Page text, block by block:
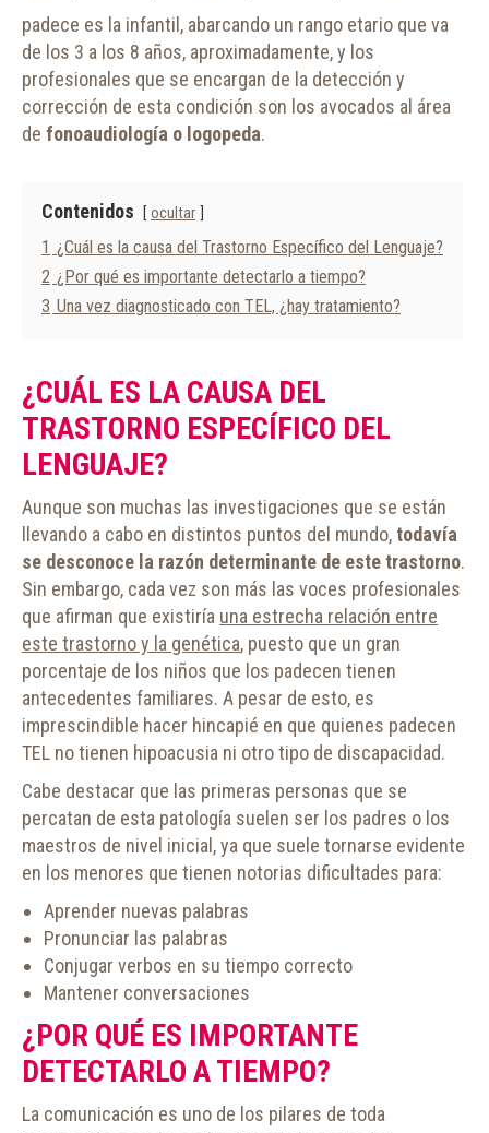
padece es la infantil, abarcando un rango etario que va
de los 3 a los 8 años, aproximadamente, y los
profesionales que se encargan de la detección y
corrección de esta condición son los avocados al área
de fonoaudiología o logopeda.
Contenidos ocultar
1 ¿Cuál es la causa del Trastorno Específico del Lenguaje?
2 ¿Por qué es importante detectarlo a tiempo?
3 Una vez diagnosticado con TEL, ¿hay tratamiento?
¿CUÁL ES LA CAUSA DEL
TRASTORNO ESPECÍFICO DEL
LENGUAJE?
Aunque son muchas las investigaciones que se están
llevando a cabo en distintos puntos del mundo, todavía
se desconoce la razón determinante de este trastorno.
Sin embargo, cada vez son más las voces profesionales
que afirman que existiría una estrecha relación entre
este trastorno y la genética, puesto que un gran
porcentaje de los niños que los padecen tienen
antecedentes familiares. A pesar de esto, es
imprescindible hacer hincapié en que quienes padecen
TEL no tienen hipoacusia ni otro tipo de discapacidad.
Cabe destacar que las primeras personas que se
percatan de esta patología suelen ser los padres o los
maestros de nivel inicial, ya que suele tornarse evidente
en los menores que tienen notorias dificultades para:
Aprender nuevas palabras
Pronunciar las palabras
Conjugar verbos en su tiempo correcto
Mantener conversaciones
¿POR QUÉ ES IMPORTANTE
DETECTARLO A TIEMPO?
La comunicación es uno de los pilares de toda